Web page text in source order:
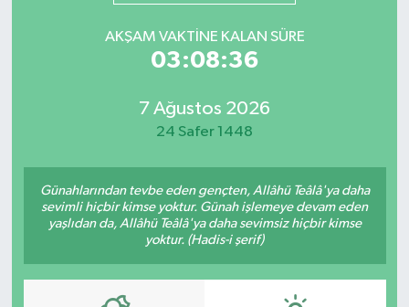
AKŞAM VAKTINE KALAN SÜRE
03:08:36
7 Ağustos 2026
24 Safer 1448
Günahlarından tevbe eden gençten, Allâhü Teâlâ'ya daha
sevimli hiçbir kimse yoktur. Günah işlemeye devam eden
yaşlıdan da, Allâhü Teâlâ'ya daha sevimsiz hiçbir kimse
yoktur. (Hadis-i şerif)
Mevzuat